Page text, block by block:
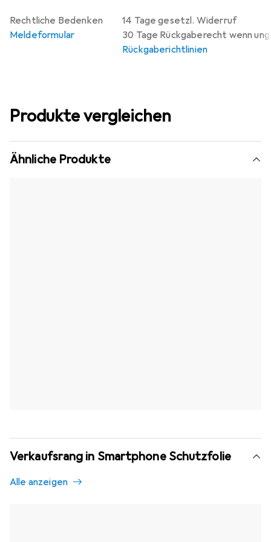
14 Tage gesetzl. Widerruf
30 Tage Rückgaberecht wenn
Rückgaberichtlinien
Rechtliche Bedenken
Meldeformular
Produkte vergleichen
Ähnliche Produkte
Verkaufsrang in Smartphone Schutzfolie
Alle anzeigen